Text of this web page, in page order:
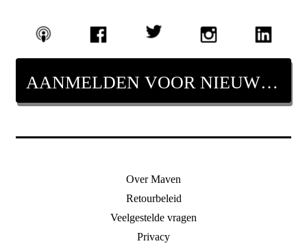
AANMELDEN VOOR NIEUWSBRIEF
Over Maven
Retourbeleid
Veelgestelde vragen
Privacy